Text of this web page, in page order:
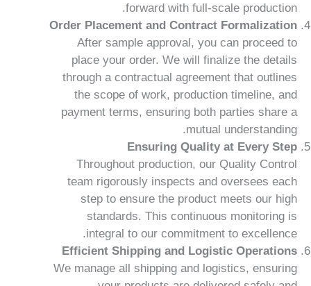
forward with full-scale production.
Order Placement and Contract Formalization
After sample approval, you can proceed to
place your order. We will finalize the details
through a contractual agreement that outlines
the scope of work, production timeline, and
payment terms, ensuring both parties share a
mutual understanding.
Ensuring Quality at Every Step
Throughout production, our Quality Control
team rigorously inspects and oversees each
step to ensure the product meets our high
standards. This continuous monitoring is
integral to our commitment to excellence.
Efficient Shipping and Logistic Operations
We manage all shipping and logistics, ensuring